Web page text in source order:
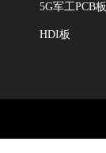
5G军工PCB板
HDI板